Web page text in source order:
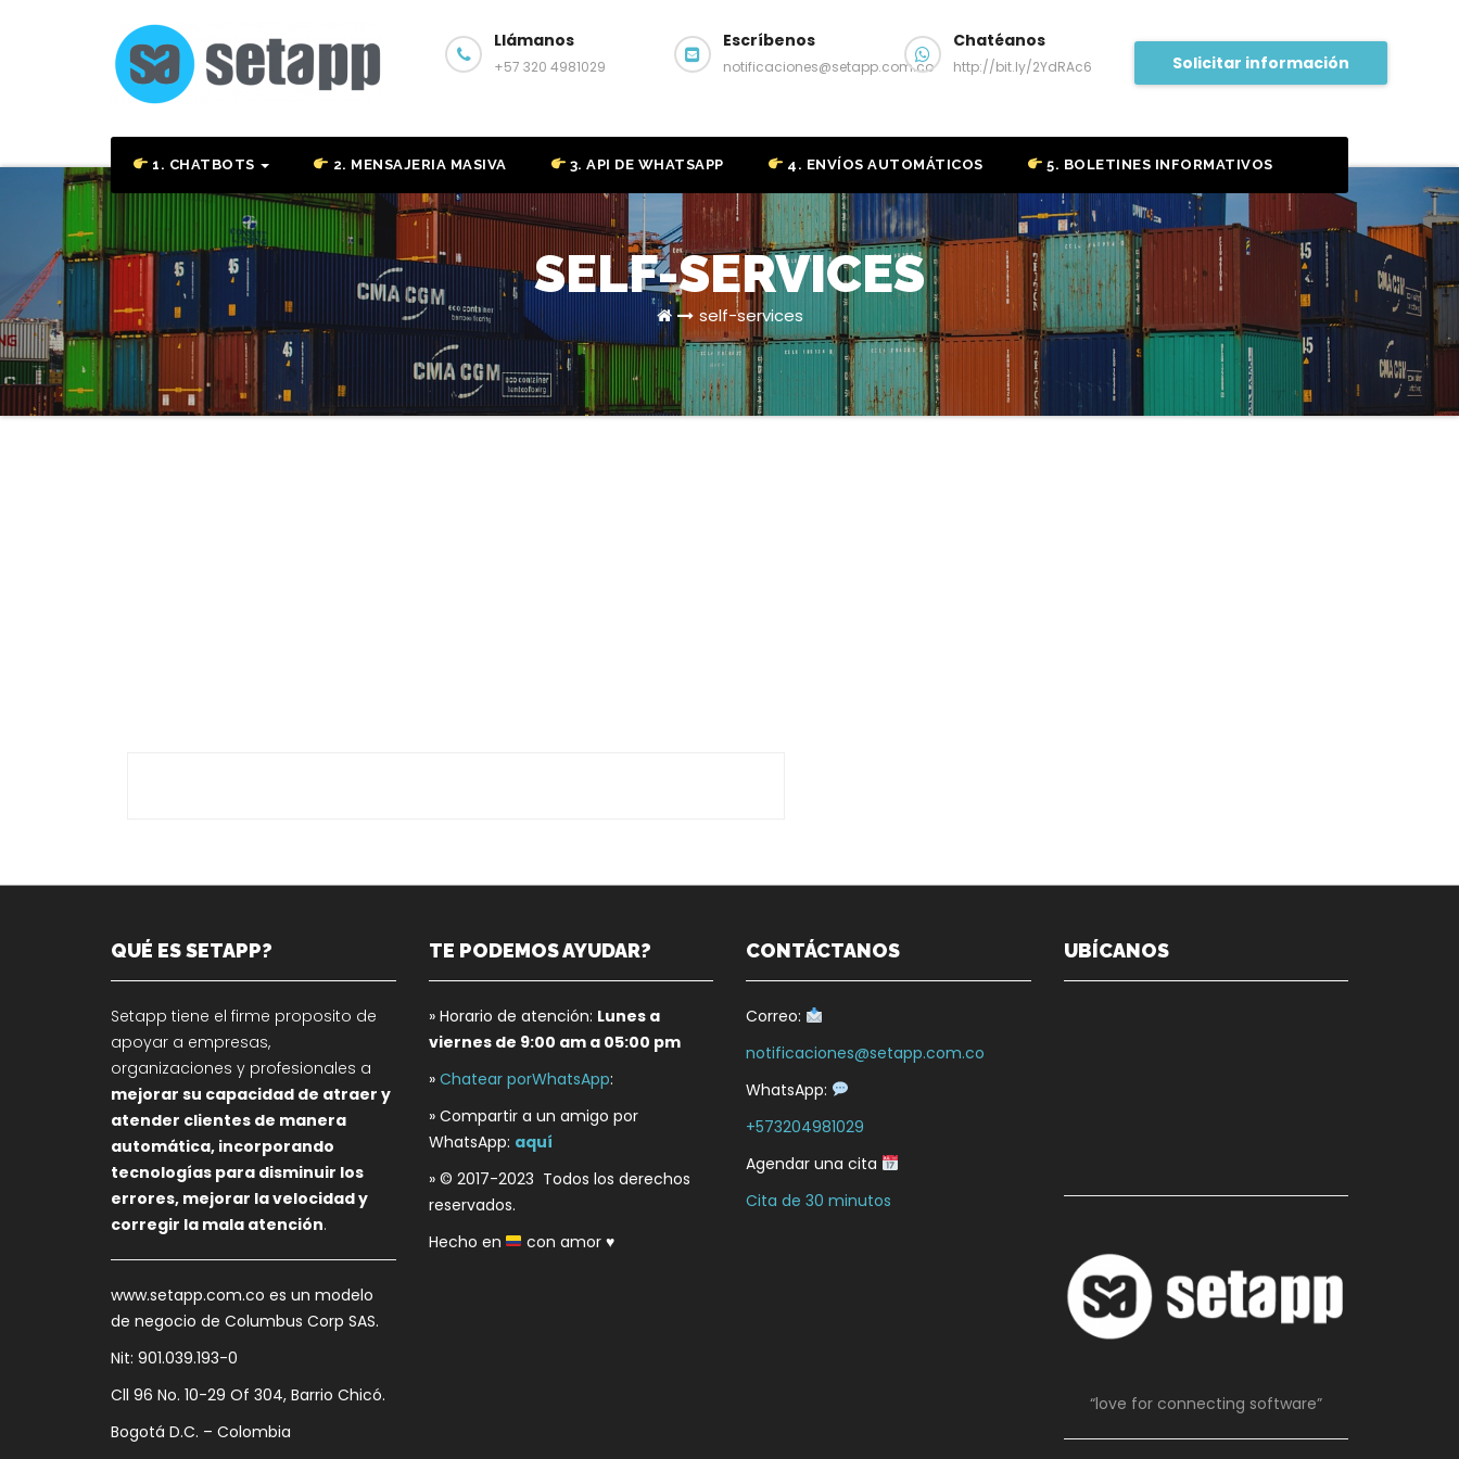
Llámanos
+57 320 4981029
Escríbenos
notificaciones@setapp.com.co
Chatéanos
http://bit.ly/2YdRAc6 Solicitar información
1. CHATBOTS 2. MENSAJERIA MASIVA 3. API DE WHATSAPP 4. ENVÍOS AUTOMÁTICOS 5. BOLETINES INFORMATIVOS
SELF-SERVICES
self-services
QUÉ ES SETAPP?
Setapp tiene el firme proposito de
apoyar a empresas,
organizaciones y profesionales a
mejorar su capacidad de atraer y
atender clientes de manera
automática, incorporando
tecnologías para disminuir los
errores, mejorar la velocidad y
corregir la mala atención.
www.setapp.com.co es un modelo
de negocio de Columbus Corp SAS.
Nit: 901.039.193-0
Cll 96 No. 10-29 Of 304, Barrio Chicó.
Bogotá D.C. – Colombia
TE PODEMOS AYUDAR?
» Horario de atención: Lunes a
viernes de 9:00 am a 05:00 pm
» Chatear porWhatsApp:
» Compartir a un amigo por
WhatsApp: aquí
» © 2017-2023 Todos los derechos
reservados.
Hecho en
con amor♥
CONTÁCTANOS
Correo:
notificaciones@setapp.com.co
WhatsApp:
+573204981029
Agendar una cita
Cita de 30 minutos
UBÍCANOS
“love for connecting software”